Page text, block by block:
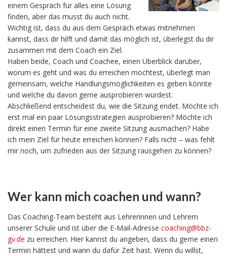
einem Gespräch für alles eine Lösung
finden, aber das musst du auch nicht.
Wichtig ist, dass du aus dem Gespräch etwas mitnehmen
kannst, dass dir hilft und damit das möglich ist, überlegst du dir
zusammen mit dem Coach ein Ziel.
Haben beide, Coach und Coachee, einen Überblick darüber,
worum es geht und was du erreichen möchtest, überlegt man
gemeinsam, welche Handlungsmöglichkeiten es geben könnte
und welche du davon gerne ausprobieren würdest.
Abschließend entscheidest du, wie die Sitzung endet. Möchte ich
erst mal ein paar Lösungsstrategien ausprobieren? Möchte ich
direkt einen Termin für eine zweite Sitzung ausmachen? Habe
ich mein Ziel für heute erreichen können? Falls nicht – was fehlt
mir noch, um zufrieden aus der Sitzung rausgehen zu können?
Wer kann mich coachen und wann?
Das Coaching-Team besteht aus Lehrerinnen und Lehrern
unserer Schule und ist über die E-Mail-Adresse coaching@bbz-
gv.de zu erreichen. Hier kannst du angeben, dass du gerne einen
Termin hättest und wann du dafür Zeit hast. Wenn du willst,